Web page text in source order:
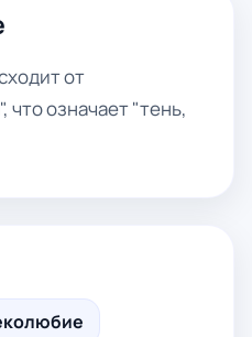
от
что означает "тень,